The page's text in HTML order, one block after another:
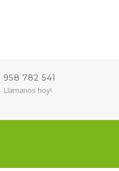
958 782 541
Llamanos hoy!